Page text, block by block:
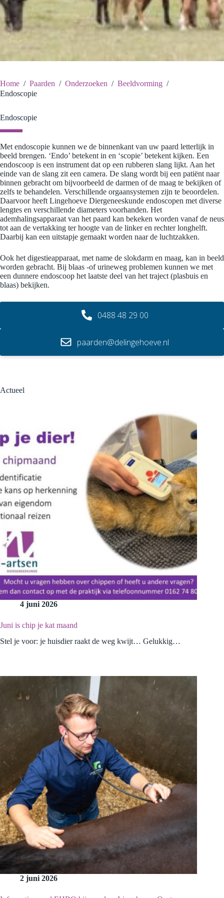
Home / Paarden / Onderzoeken / Beeldvorming /
Endoscopie
Endoscopie
Met endoscopie kunnen we de binnenkant van uw paard letterlijk in
beeld brengen. ‘Endo’ betekent in en ‘scopie’ betekent kijken. Een
endoscoop is een instrument dat op een rubberen slang lijkt. Aan het
einde van de slang zit een camera. De slang wordt bij een patiënt naar
binnen gebracht om bijvoorbeeld de darmen of de maag te bekijken of
zelfs te behandelen. Verschillende orgaansystemen zijn te beoordelen.
Daarvoor heeft Lingehoeve Diergeneeskunde endoscopen met diverse
lengtes en verschillende diameters voorhanden. Het
ademhalingsapparaat van het paard kan bekeken worden vanaf de neus
tot aan de vertakking ter hoogte van de linker en rechter longhelft.
Daarbij kan een uitstapje gemaakt worden naar de luchtzakken.
Ook het digestieapparaat, met name de slokdarm en maag, kan in beeld
worden gebracht. Bij blaas -of urineweg problemen kunnen we met
een dunnere endoscoop het laatste deel van het traject (plasbuis en
blaas) bekijken.
0488 48 29 00
paarden@delingehoeve.nl
Actueel
4 juni 2026
Juni is chip je kat maand
Stel je voor: je huisdier raakt de weg kwijt… Gelukkig…
2 juni 2026